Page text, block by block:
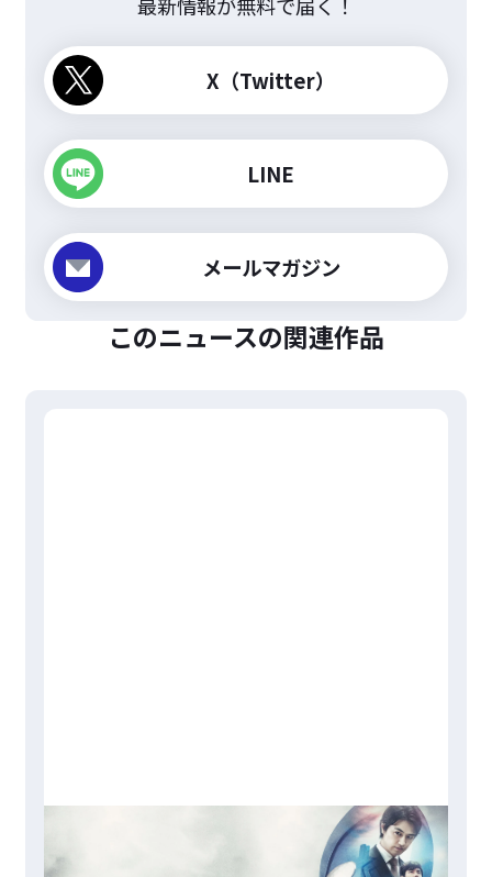
最新情報が無料で届く！
X（Twitter）
LINE
メールマガジン
このニュースの関連作品